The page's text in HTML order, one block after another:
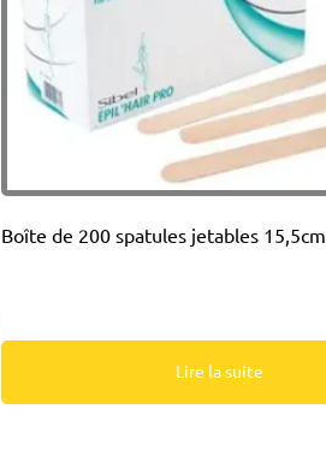
Boîte de 200 spatules jetables 15,5cm
Lire la suite